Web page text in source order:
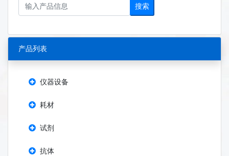
搜索
产品列表
仪器设备
耗材
试剂
抗体